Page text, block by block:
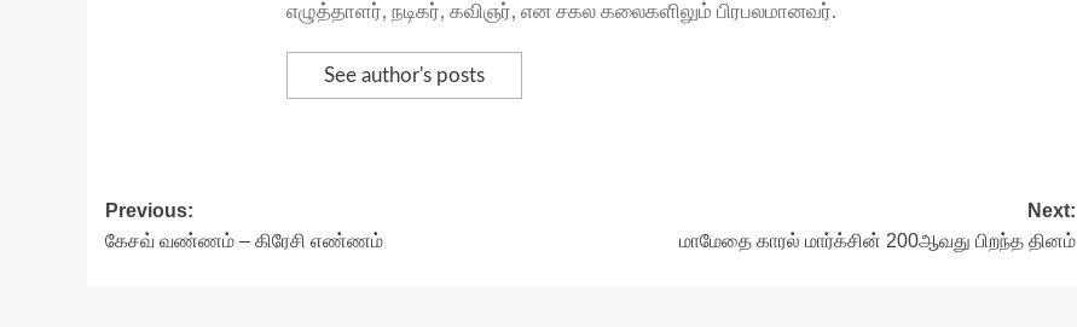
எழுத்தாளர், நடிகர், கவிஞர், என சகல கலைகளிலும் பிரபலமானவர்.
See author's posts
Post
navigation
Previous:
கேசவ் வண்ணம் – கிரேசி எண்ணம்
Next:
மாமேதை காரல் மார்க்சின் 200ஆவது பிறந்த தினம்